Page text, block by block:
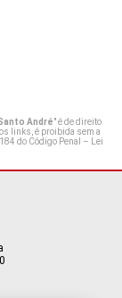
André" é de direito
links, é proibida sem a
do Código Penal – Lei